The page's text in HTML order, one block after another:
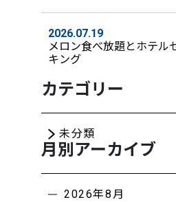
メロン食べ放題とホテル
キング
2026.07.19
カテゴリー
未分類
月別アーカイブ
2026年8月